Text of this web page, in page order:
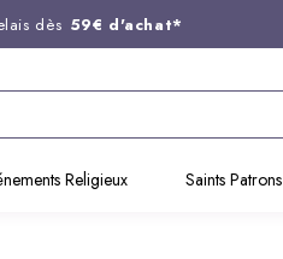
dès 59€ d'achat*
le jour même !
Religieux Saints Patrons